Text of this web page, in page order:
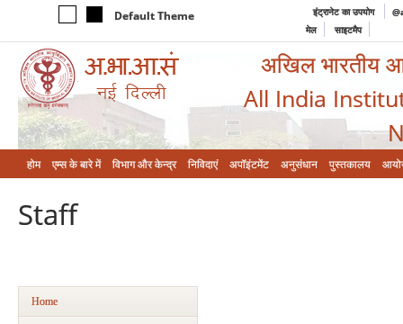
Default Theme इंट्रानेट का उपयोग
मेल
साइटमैप
अखिल भारतीय
All India
होम एम्‍स के बारे में विभाग और केन्‍द्र निविदाएं अपॉइंटमेंट अनुसंधान पुस्तकालय
Staff
Home